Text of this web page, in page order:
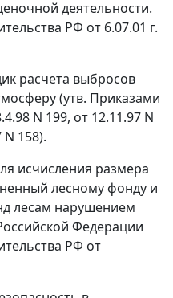
деятельности.
РФ от 6.07.01 г.
расчета выбросов
(утв. Приказами
N 199, от 12.11.97 N
N 158).
исчисления размера
лесному фонду и
лесам нарушением
Федерации
РФ от